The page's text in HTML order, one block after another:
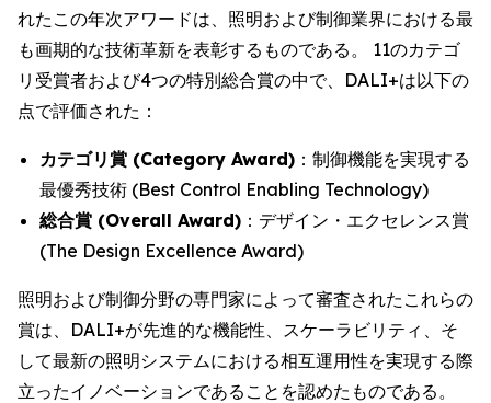
れたこの年次アワードは、照明および制御業界における最
も画期的な技術革新を表彰するものである。 11のカテゴ
リ受賞者および4つの特別総合賞の中で、DALI+は以下の
点で評価された：
カテゴリ賞 (Category Award) ：制御機能を実現する
最優秀技術 (Best Control Enabling Technology)
総合賞 (Overall Award) ：デザイン・エクセレンス賞
(The Design Excellence Award)
照明および制御分野の専門家によって審査されたこれらの
賞は、DALI+が先進的な機能性、スケーラビリティ、そ
して最新の照明システムにおける相互運用性を実現する際
立ったイノベーションであることを認めたものである。